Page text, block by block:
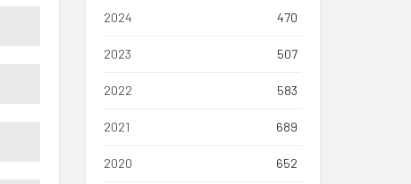
2024 470
2023 507
2022 583
2021 689
2020 652